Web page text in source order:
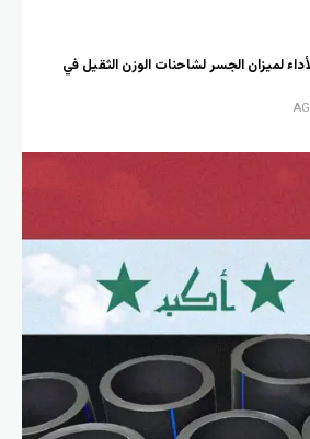
لميزان الجسر لشاحنات الوزن الثقيل في